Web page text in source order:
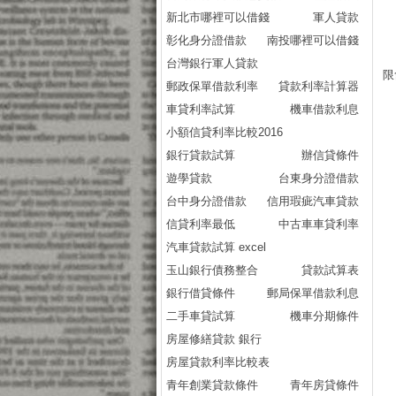
新北市哪裡可以借錢
軍人貸款
彰化身分證借款
南投哪裡可以借錢
台灣銀行軍人貸款
郵政保單借款利率
貸款利率計算器
車貸利率試算
機車借款利息
小額信貸利率比較2016
銀行貸款試算
辦信貸條件
遊學貸款
台東身分證借款
台中身分證借款
信用瑕疵汽車貸款
信貸利率最低
中古車車貸利率
汽車貸款試算 excel
玉山銀行債務整合
貸款試算表
銀行借貸條件
郵局保單借款利息
二手車貸試算
機車分期條件
房屋修繕貸款 銀行
房屋貸款利率比較表
青年創業貸款條件
青年房貸條件